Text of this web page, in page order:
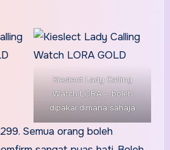
Kieslect Lady Calling
Watch LORA – boleh
dipakai dimana sahaja
Semua orang boleh